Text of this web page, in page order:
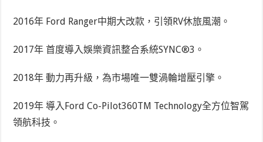
2016年 Ford Ranger中期大改款，引領RV休旅風潮。
2017年 首度導入娛樂資訊整合系統SYNC®3。
2018年 動力再升級，為市場唯一雙渦輪增壓引擎。
2019年 導入Ford Co-Pilot360TM Technology全方位智駕
領航科技。